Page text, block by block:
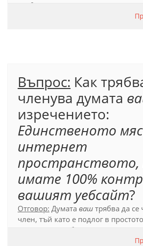
от дружеството услуги е
, тъй като
Въпрос: Как
членува думата
изречението:
Единственото
интернет
пространството,
имате 100%
вашият уебсайт?
Отговор: Думата ваш трябва да
член, тъй като е подлог в
което е употребена, и може да се